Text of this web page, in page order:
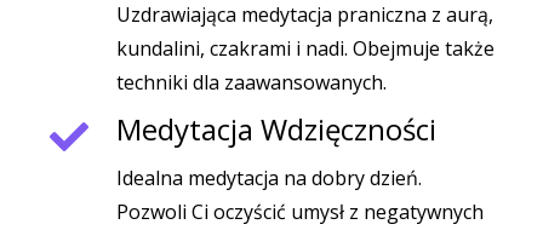
Uzdrawiająca medytacja praniczna z aurą,
kundalini, czakrami i nadi. Obejmuje także
techniki dla zaawansowanych.
Medytacja Wdzięczności
Idealna medytacja na dobry dzień.
Pozwoli Ci oczyścić umysł z negatywnych